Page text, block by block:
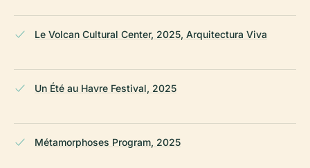
Le Volcan Cultural Center, 2025, Arquitectura Viva
Un Été au Havre Festival, 2025
Métamorphoses Program, 2025